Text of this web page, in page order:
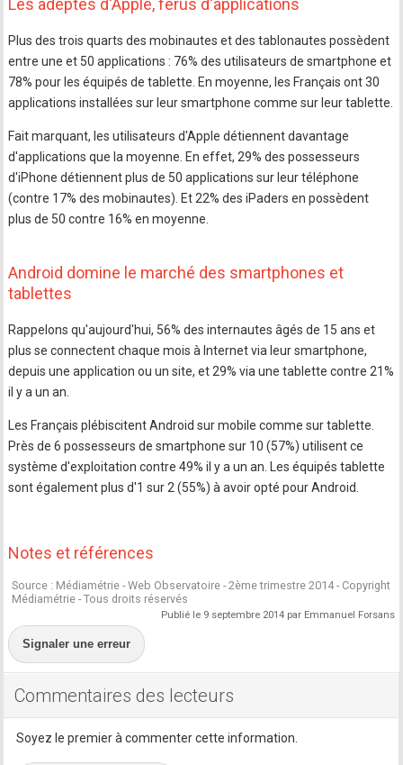
Les adeptes d'Apple, férus d'applications
Plus des trois quarts des mobinautes et des tablonautes possèdent
entre une et 50 applications : 76% des utilisateurs de smartphone et
78% pour les équipés de tablette. En moyenne, les Français ont 30
applications installées sur leur smartphone comme sur leur tablette.
Fait marquant, les utilisateurs d'Apple détiennent davantage
d'applications que la moyenne. En effet, 29% des possesseurs
d'iPhone détiennent plus de 50 applications sur leur téléphone
(contre 17% des mobinautes). Et 22% des iPaders en possèdent
plus de 50 contre 16% en moyenne.
Android domine le marché des smartphones et
tablettes
Rappelons qu'aujourd'hui, 56% des internautes âgés de 15 ans et
plus se connectent chaque mois à Internet via leur smartphone,
depuis une application ou un site, et 29% via une tablette contre 21%
il y a un an.
Les Français plébiscitent Android sur mobile comme sur tablette.
Près de 6 possesseurs de smartphone sur 10 (57%) utilisent ce
système d'exploitation contre 49% il y a un an. Les équipés tablette
sont également plus d'1 sur 2 (55%) à avoir opté pour Android.
Notes et références
Source : Médiamétrie - Web Observatoire - 2ème trimestre 2014 - Copyright
Médiamétrie - Tous droits réservés
Publié le 9 septembre 2014 par Emmanuel Forsans
Signaler une erreur
Commentaires des lecteurs
Soyez le premier à commenter cette information.